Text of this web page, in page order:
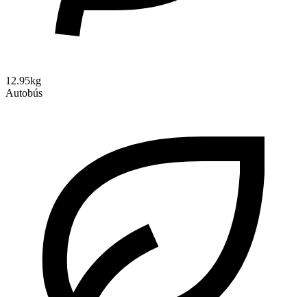
12.95kg
Autobús